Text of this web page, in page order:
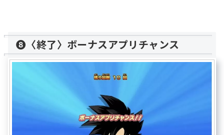
❽〈終了〉ボーナスアプリチャンス